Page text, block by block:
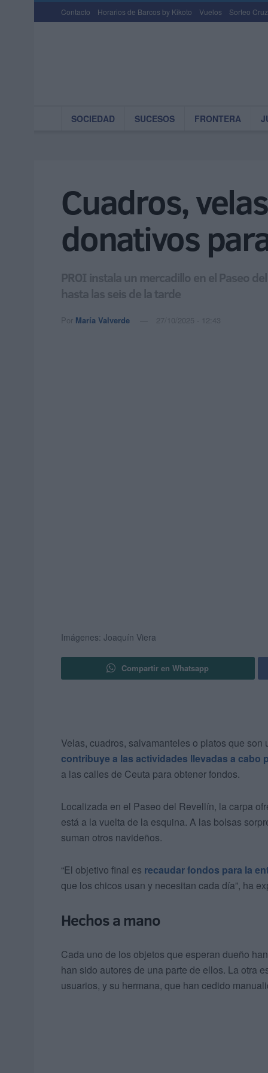
Contacto Horarios de Barcos by Kikoto Vuelos Sorteo
SOCIEDAD SUCESOS FRONTERA
Cuadros,
donativos
PROI instala un mercadillo en el Paseo
hasta las seis de la tarde
Por María Valverde 27/10/2025 - 12:43
Imágenes: Joaquín Viera
Compartir en Whatsapp
Velas, cuadros, salvamanteles o platos que
contribuye a las actividades llevadas a cabo
a las calles de Ceuta para obtener fondos.
Localizada en el Paseo del Revellín, la carpa
está a la vuelta de la esquina. A las bolsas
suman otros navideños.
“El objetivo final es recaudar fondos para la
que los chicos usan y necesitan cada día”, ha
Hechos a mano
Cada uno de los objetos que esperan dueño
han sido autores de una parte de ellos. La otra
usuarios, y su hermana, que han cedido